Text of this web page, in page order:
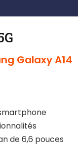
Galaxy A14
de 6,6 pouces